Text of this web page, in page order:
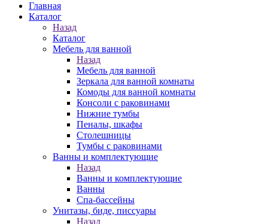
Главная
Каталог
Назад
Каталог
Мебель для ванной
Назад
Мебель для ванной
Зеркала для ванной комнаты
Комоды для ванной комнаты
Консоли с раковинами
Нижние тумбы
Пеналы, шкафы
Столешницы
Тумбы с раковинами
Ванны и комплектующие
Назад
Ванны и комплектующие
Ванны
Спа-бассейны
Унитазы, биде, писсуары
Назад